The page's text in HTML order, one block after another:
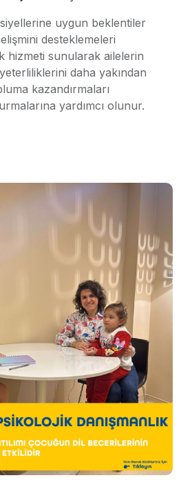
uygun beklentiler
desteklemeleri
hizmeti sunularak ailelerin
daha yakından
kazandırmaları
yardımcı olunur.